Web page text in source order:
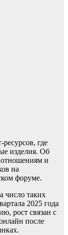
где
изделия. Об
и
на
форуме.
число таких
2025 года
рост связан с
после